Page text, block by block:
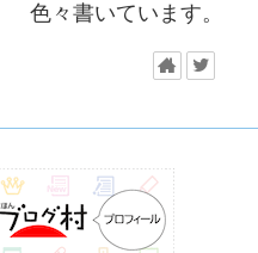
色々書いています。